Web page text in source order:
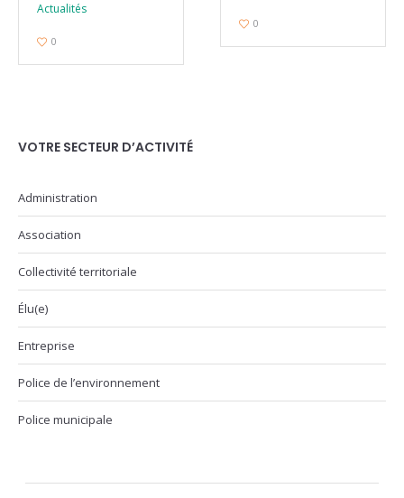
Actualités
0
0
VOTRE SECTEUR D’ACTIVITÉ
Administration
Association
Collectivité territoriale
Élu(e)
Entreprise
Police de l’environnement
Police municipale